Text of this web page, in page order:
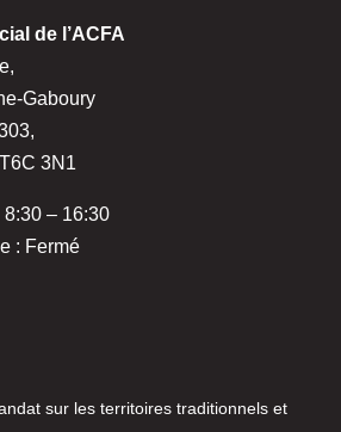
de l’ACFA
Gaboury
3N1
8:30 – 16:30
: Fermé
sur les territoires traditionnels et